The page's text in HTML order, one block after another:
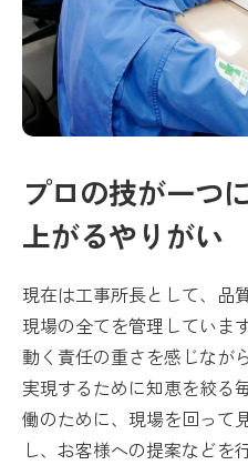
プロの技が一つ
上がるやりがい
現在は工事所長として、品
現場の全てを管理していま
動く責任の重さを感じなが
実現するために知恵を絞る
働のために、現場を回って
し、お客様への提案などを